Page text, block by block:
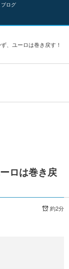
、ユーロは巻き戻す！
ロは巻き戻
約2分